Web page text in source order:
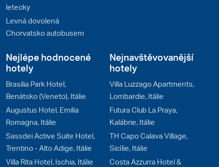
letecky
Levná dovolená
Chorvatsko autobusem
Nejlépe hodnocené
hotely
Brasilia Park Hotel,
Benátsko (Veneto), Itálie
Augustus Hotel, Emilia
Romagna, Itálie
Sassdei Active Suite Hotel,
Trentino - Alto Adige, Itálie
Villa Rita Hotel, Ischia, Itálie
Nejnavštěvovanější
hotely
Villa Luzzago Apartments,
Lombardie, Itálie
Futura Club La Praya,
Kalábrie, Itálie
TH Capo Calava Village,
Sicílie, Itálie
Costa Azzurra Hotel &